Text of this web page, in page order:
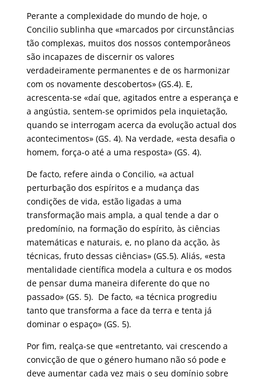
Perante a complexidade do mundo de hoje, o
Concilio sublinha que «marcados por circunstâncias
tão complexas, muitos dos nossos contemporâneos
são incapazes de discernir os valores
verdadeiramente permanentes e de os harmonizar
com os novamente descobertos» (GS.4). E,
acrescenta-se «daí que, agitados entre a esperança e
a angústia, sentem-se oprimidos pela inquietação,
quando se interrogam acerca da evolução actual dos
acontecimentos» (GS. 4). Na verdade, «esta desafia o
homem, força-o até a uma resposta» (GS. 4).
De facto, refere ainda o Concilio, «a actual
perturbação dos espíritos e a mudança das
condições de vida, estão ligadas a uma
transformação mais ampla, a qual tende a dar o
predomínio, na formação do espírito, às ciências
matemáticas e naturais, e, no plano da acção, às
técnicas, fruto dessas ciências» (GS.5). Aliás, «esta
mentalidade científica modela a cultura e os modos
de pensar duma maneira diferente do que no
passado» (GS. 5). De facto, «a técnica progrediu
tanto que transforma a face da terra e tenta já
dominar o espaço» (GS. 5).
Por fim, realça-se que «entretanto, vai crescendo a
convicção de que o género humano não só pode e
deve aumentar cada vez mais o seu domínio sobre